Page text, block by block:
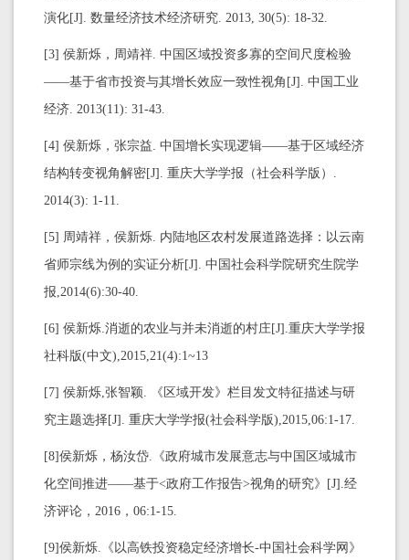
演化[J]. 数量经济技术经济研究. 2013, 30(5): 18-32.
[3] 侯新烁，周靖祥. 中国区域投资多寡的空间尺度检验
——基于省市投资与其增长效应一致性视角[J]. 中国工业
经济. 2013(11): 31-43.
[4] 侯新烁，张宗益. 中国增长实现逻辑——基于区域经济
结构转变视角解密[J]. 重庆大学学报（社会科学版）.
2014(3): 1-11.
[5] 周靖祥，侯新烁. 内陆地区农村发展道路选择：以云南
省师宗线为例的实证分析[J]. 中国社会科学院研究生院学
报,2014(6):30-40.
[6] 侯新烁.消逝的农业与并未消逝的村庄[J].重庆大学学报
社科版(中文),2015,21(4):1~13
[7] 侯新烁,张智颖. 《区域开发》栏目发文特征描述与研
究主题选择[J]. 重庆大学学报(社会科学版),2015,06:1-17.
[8]侯新烁，杨汝岱.《政府城市发展意志与中国区域城市
化空间推进——基于<政府工作报告>视角的研究》[J].经
济评论，2016，06:1-15.
[9]侯新烁.《以高铁投资稳定经济增长-中国社会科学网》